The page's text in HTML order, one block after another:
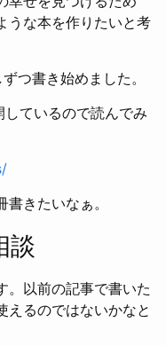
うな本を作りたいと考
つ書き始めました。
ているので読んでみ
きたいなぁ。
談
。以前の記事で書いた
えるのではないかなと